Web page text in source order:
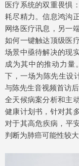
医疗系统的双重畏惧
耗尽精力。信息鸿沟
网络医疗讯息，另一
如何一键触达顶级医
场景中亟待解决的现
成为其中的推动力量
下，一场为陈先生设
与陈先生音视频首访
全天候病案分析和主
健康计划书，针对其
对于其高危疾病，平
判断为肺癌可能性较大